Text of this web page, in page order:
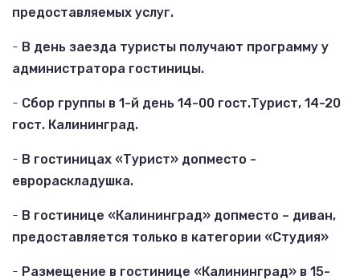
предоставляемых услуг.
- В день заезда туристы получают программу у
администратора гостиницы.
- Сбор группы в 1-й день 14-00 гост.Турист, 14-20
гост. Калининград.
- В гостиницах «Турист» допместо -
еврораскладушка.
- В гостинице «Калининград» допместо – диван,
предоставляется только в категории «Студия»
- Размещение в гостинице «Калининград» в 15-